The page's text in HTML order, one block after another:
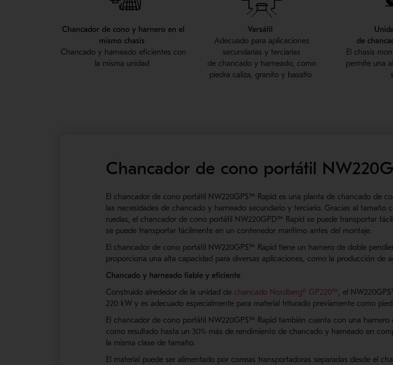
Chancador de cono y harneroen el
mismo chasis
Chancadoy harneadoeficientes con
la misma unidad
Versátil
Adecuado para aplicaciones
secundarias y terciarias
de chancadoy harneado, como
piedra caliza, granito y basalto
de
El chasis
permite una
Chancador de cono portátil
El chancador de cono portátil NW220GPS™ Rapid es una planta de chancado de
las necesidades de chancado y harneado secundario y terciario. Gracias al
ruedas, el chancador de cono portátil NW220GPD™ Rapid se puede transportar
se puede transportarfácilmente en un contenedor marítimo antes del montaje.
El chancador de cono portátil NW220GPS™ Rapid tiene un harnero de doble
proporciona una alta capacidad para diversas aplicaciones, como la producción de
Chancado y harneado fiable y eficiente
Construido alrededor de la unidad de chancado Nordberg® GP220™, el NW220GPS
220 kW y es adecuado especialmente para material triturado previamente como
El chancador de cono portátil NW220GPS™ Rapid también cuenta con una harnero
como resultado hasta un 30% más de rendimiento de chancado y harneado en
la misma clase de tamaño.
El material puede ser alimentado por correas transportadoras separadas desde el